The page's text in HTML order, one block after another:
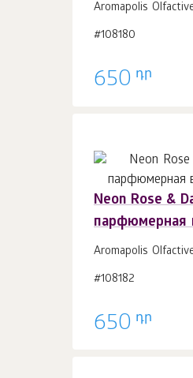
Aromapolis
#108180
650 դր
Neon Rose &
парфюмерная
Aromapolis
#108182
650 դր